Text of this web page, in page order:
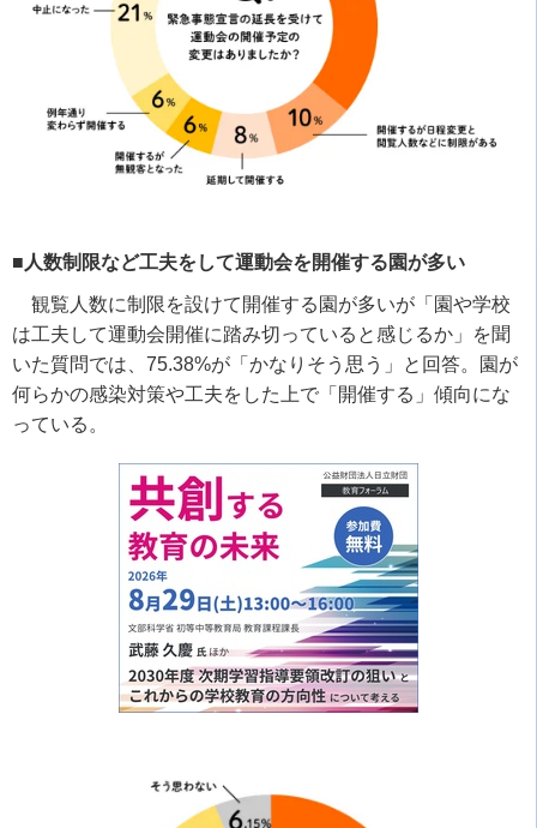
■人数制限など工夫をして運動会を開催する園が多い
観覧人数に制限を設けて開催する園が多いが「園や学校
は工夫して運動会開催に踏み切っていると感じるか」を聞
いた質問では、 75.38%が「かなりそう思う」と回答。園が
何らかの感染対策や工夫をした上で「開催する」傾向にな
っている。